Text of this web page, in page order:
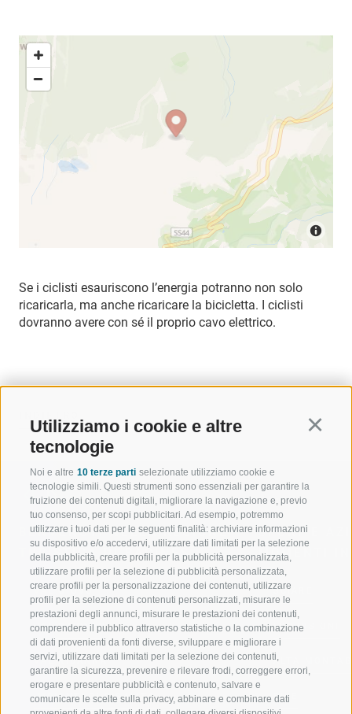
Utilizziamo i cookie e altre
tecnologie
Noi e altre 10 terze parti selezionate utilizziamo cookie e
tecnologie simili. Questi strumenti sono essenziali per garantire la
fruizione dei contenuti digitali, migliorare la navigazione e, previo
tuo consenso, per scopi pubblicitari. Ad esempio, potremmo
utilizzare i tuoi dati per le seguenti finalità: archiviare informazioni
su dispositivo e/o accedervi, utilizzare dati limitati per la selezione
della pubblicità, creare profili per la pubblicità personalizzata,
utilizzare profili per la selezione di pubblicità personalizzata,
creare profili per la personalizzazione dei contenuti, utilizzare
profili per la selezione di contenuti personalizzati, misurare le
prestazioni degli annunci, misurare le prestazioni dei contenuti,
comprendere il pubblico attraverso statistiche o la combinazione
di dati provenienti da fonti diverse, sviluppare e migliorare i
servizi, utilizzare dati limitati per la selezione dei contenuti,
garantire la sicurezza, prevenire e rilevare frodi, correggere errori,
erogare e presentare pubblicità e contenuto, salvare e
comunicare le scelte sulla privacy, abbinare e combinare dati
Se i ciclisti esauriscono l’energia potranno non solo
ricaricarla, ma anche ricaricare la bicicletta. I ciclisti
dovranno avere con sé il proprio cavo elettrico.
BENVENUTI NELLA REGIONE
TURISTICA DI RACINES
VAL GIOVO
VAL RACINES
VAL RIDANNA
IMPIANTI DI RISALITA
SPORT E
MOMENTI
SCIARE
ESCURSIONI
ALTA
BIKE